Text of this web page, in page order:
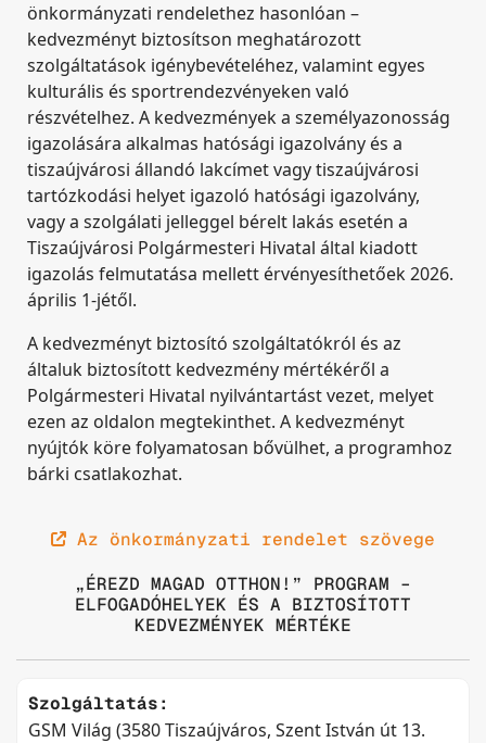
önkormányzati rendelethez hasonlóan –
kedvezményt biztosítson meghatározott
szolgáltatások igénybevételéhez, valamint egyes
kulturális és sportrendezvényeken való
részvételhez. A kedvezmények a személyazonosság
igazolására alkalmas hatósági igazolvány és a
tiszaújvárosi állandó lakcímet vagy tiszaújvárosi
tartózkodási helyet igazoló hatósági igazolvány,
vagy a szolgálati jelleggel bérelt lakás esetén a
Tiszaújvárosi Polgármesteri Hivatal által kiadott
igazolás felmutatása mellett érvényesíthetőek 2026.
április 1-jétől.
A kedvezményt biztosító szolgáltatókról és az
általuk biztosított kedvezmény mértékéről a
Polgármesteri Hivatal nyilvántartást vezet, melyet
ezen az oldalon megtekinthet. A kedvezményt
nyújtók köre folyamatosan bővülhet, a programhoz
bárki csatlakozhat.
Az önkormányzati rendelet szövege
„ÉREZD MAGAD OTTHON!” PROGRAM –
ELFOGADÓHELYEK ÉS A BIZTOSÍTOTT
KEDVEZMÉNYEK MÉRTÉKE
Szolgáltatás:
GSM Világ (3580 Tiszaújváros, Szent István út 13.